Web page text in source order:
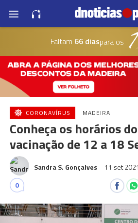
Faltam 66 diaspara os
CORONAVÍRUS MADEIRA
Conheça os horários
vacinação de 12 a 18
Sandra S. Gonçalves 11 set 2021
0